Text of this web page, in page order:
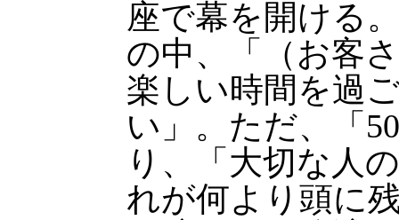
座で幕を開ける
の中、「（お客
楽しい時間を過
い」。ただ、「
り、「大切な人
れが何より頭に